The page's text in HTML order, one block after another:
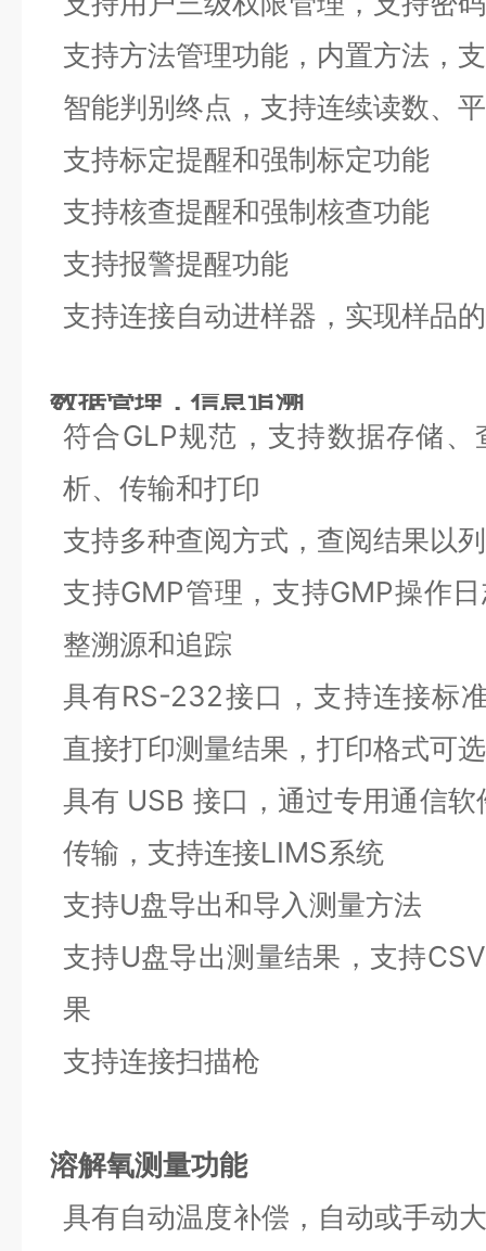
支持方法管理功能，内置方法，
智能判别终点，支持连续读数、
支持标定提醒和强制标定功能
支持核查提醒和强制核查功能
支持报警提醒功能
支持连接自动进样器，实现样品
数据管理，信息追溯
符合GLP规范，支持数据存储
析、传输和打印
支持多种查阅方式，查阅结果以
支持GMP管理，支持GMP操作
整溯源和追踪
具有RS-232接口，支持连接标
直接打印测量结果，打印格式可选
具有 USB 接口，通过专用通信
传输，支持连接LIMS系统
支持U盘导出和导入测量方法
支持U盘导出测量结果，支持
果
支持连接扫描枪
溶解氧测量功能
具有自动温度补偿，自动或手动